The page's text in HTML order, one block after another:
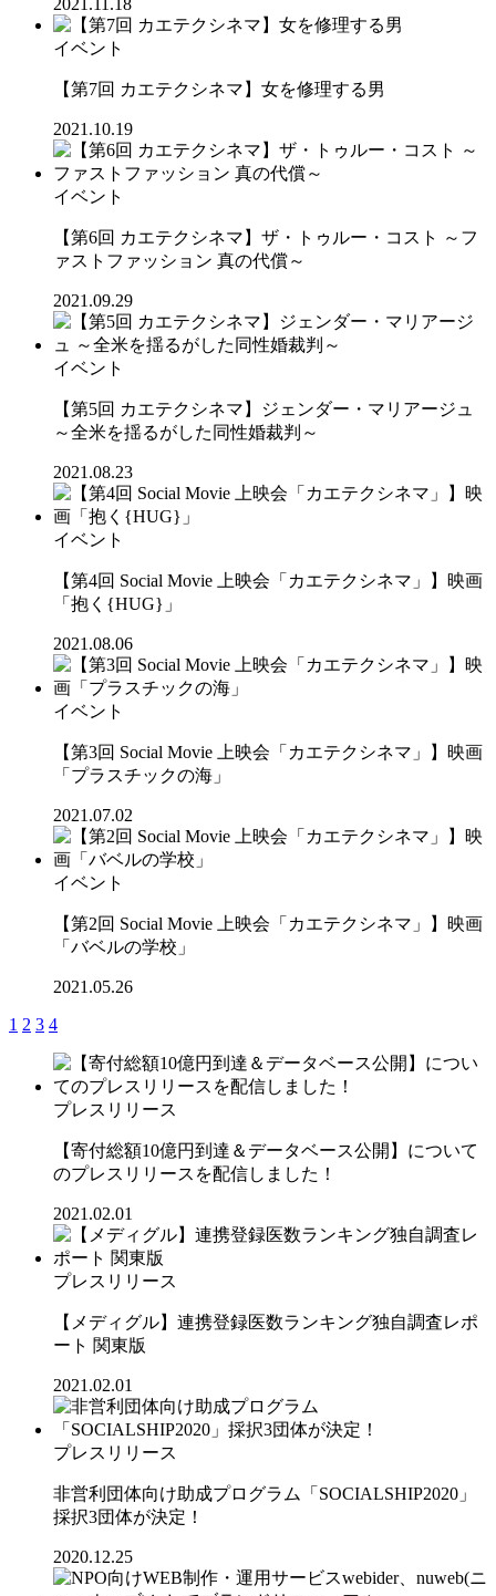
イベント
【第7回 カエテクシネマ】女を修理する男
2021.10.19
イベント
【第6回 カエテクシネマ】ザ・トゥルー・コスト ～フ
ァストファッション 真の代償～
2021.09.29
イベント
【第5回 カエテクシネマ】ジェンダー・マリアージュ
～全米を揺るがした同性婚裁判～
2021.08.23
イベント
【第4回 Social Movie 上映会「カエテクシネマ」】映画
「抱く{HUG}」
2021.08.06
イベント
【第3回 Social Movie 上映会「カエテクシネマ」】映画
「プラスチックの海」
2021.07.02
イベント
【第2回 Social Movie 上映会「カエテクシネマ」】映画
「バベルの学校」
2021.05.26
1 2 3 4
プレスリリース
【寄付総額10億円到達＆データベース公開】について
のプレスリリースを配信しました！
2021.02.01
プレスリリース
【メディグル】連携登録医数ランキング独⾃調査レポ
ート 関東版
2021.02.01
プレスリリース
非営利団体向け助成プログラム「SOCIALSHIP2020」
採択3団体が決定！
2020.12.25